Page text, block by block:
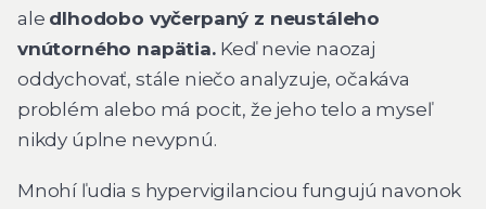
ale dlhodobo vyčerpaný z neustáleho
vnútorného napätia.Keď nevie naozaj
oddychovať, stále niečo analyzuje, očakáva
problém alebo má pocit, že jeho telo a myseľ
nikdy úplne nevypnú.
Mnohí ľudia s hypervigilanciou fungujú navonok